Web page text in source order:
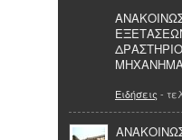
Ειδήσεις -